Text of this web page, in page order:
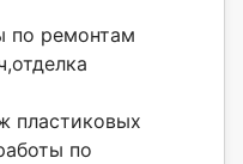
по ремонтам
пластиковых
по